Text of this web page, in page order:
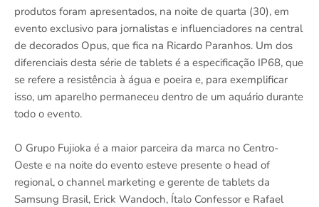
produtos foram apresentados, na noite de quarta (30), em
evento exclusivo para jornalistas e influenciadores na central
de decorados Opus, que fica na Ricardo Paranhos. Um dos
diferenciais desta série de tablets é a especificação IP68, que
se refere a resistência à água e poeira e, para exemplificar
isso, um aparelho permaneceu dentro de um aquário durante
todo o evento.
O Grupo Fujioka é a maior parceira da marca no Centro-
Oeste e na noite do evento esteve presente o head of
regional, o channel marketing e gerente de tablets da
Samsung Brasil, Erick Wandoch, Ítalo Confessor e Rafael